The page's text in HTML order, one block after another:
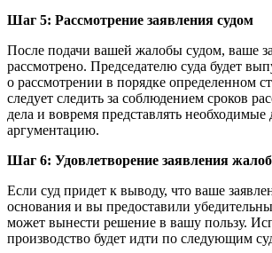
Шаг 5: Рассмотрение заявления судом
После подачи вашей жалобы судом, ваше
рассмотрено. Председателю суда будет
о рассмотрении в порядке определенном
следует следить за соблюдением сроков
дела и вовремя представлять
аргументацию.
Шаг 6: Удовлетворение заявления
Если суд придет к выводу, что ваше
основания и вы предоставили
может вынести решение в вашу пользу.
производство будет идти по следующим